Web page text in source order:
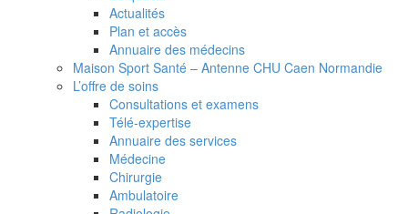
Actualités
Plan et accès
Annuaire des médecins
Maison Sport Santé – Antenne CHU Caen Normandie
L’offre de soins
Consultations et examens
Télé-expertise
Annuaire des services
Médecine
Chirurgie
Ambulatoire